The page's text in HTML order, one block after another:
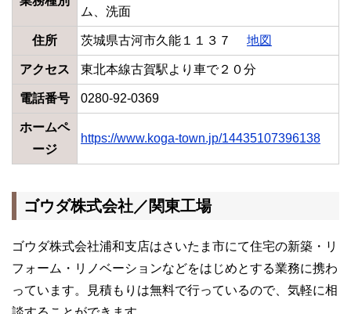
ム、洗面
住所 茨城県古河市久能１１３７ 地図
アクセス 東北本線古賀駅より車で２０分
電話番号 0280-92-0369
ホームペ
ージ
https://www.koga-town.jp/14435107396138
ゴウダ株式会社／関東工場
ゴウダ株式会社浦和支店はさいたま市にて住宅の新築・リ
フォーム・リノベーションなどをはじめとする業務に携わ
っています。見積もりは無料で行っているので、気軽に相